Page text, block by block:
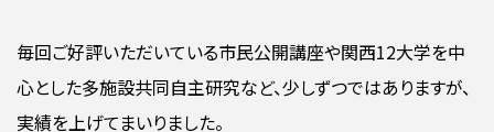
毎回ご好評いただいている市民公開講座や関西12大学を中
心とした多施設共同自主研究など、少しずつではありますが、
実績を上げてまいりました。